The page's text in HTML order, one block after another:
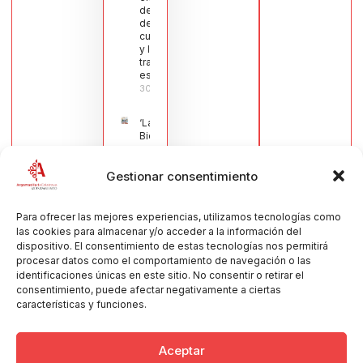
Gestionar consentimiento
Para ofrecer las mejores experiencias, utilizamos tecnologías como
las cookies para almacenar y/o acceder a la información del
dispositivo. El consentimiento de estas tecnologías nos permitirá
procesar datos como el comportamiento de navegación o las
identificaciones únicas en este sitio. No consentir o retirar el
consentimiento, puede afectar negativamente a ciertas
características y funciones.
Aceptar
del sector
de la
cuchillería
y la navaja
tradicional
española
30/07/2026
‘La
Bienvenida’,
estampa de
de la Virgen
Muñoz
Muñoz,
anuncia las
Fiestas
Patronales
2026
30/07/2026